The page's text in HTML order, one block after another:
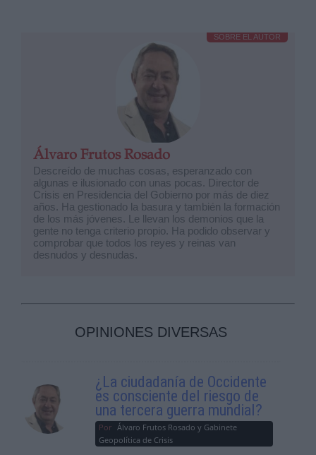
SOBRE EL AUTOR
Álvaro Frutos Rosado
Descreído de muchas cosas, esperanzado con
algunas e ilusionado con unas pocas. Director de
Crisis en Presidencia del Gobierno por más de diez
años. Ha gestionado la basura y también la formación
de los más jóvenes. Le llevan los demonios que la
gente no tenga criterio propio. Ha podido observar y
comprobar que todos los reyes y reinas van
desnudos y desnudas.
OPINIONES DIVERSAS
¿La ciudadanía de Occidente
es consciente del riesgo de
una tercera guerra mundial?
Por Álvaro Frutos Rosado y Gabinete
Geopolítica de Crisis